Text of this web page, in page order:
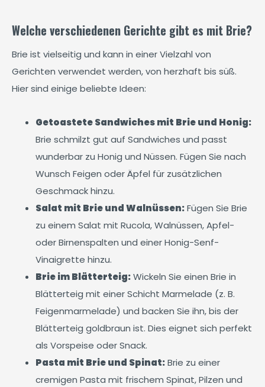
Welche verschiedenen Gerichte gibt es mit Brie?
Brie ist vielseitig und kann in einer Vielzahl von
Gerichten verwendet werden, von herzhaft bis süß.
Hier sind einige beliebte Ideen:
Getoastete Sandwiches mit Brie und Honig:
Brie schmilzt gut auf Sandwiches und passt
wunderbar zu Honig und Nüssen. Fügen Sie nach
Wunsch Feigen oder Äpfel für zusätzlichen
Geschmack hinzu.
Salat mit Brie und Walnüssen:Fügen Sie Brie
zu einem Salat mit Rucola, Walnüssen, Apfel-
oder Birnenspalten und einer Honig-Senf-
Vinaigrette hinzu.
Brie im Blätterteig:Wickeln Sie einen Brie in
Blätterteig mit einer Schicht Marmelade (z. B.
Feigenmarmelade) und backen Sie ihn, bis der
Blätterteig goldbraun ist. Dies eignet sich perfekt
als Vorspeise oder Snack.
Pasta mit Brie und Spinat:Brie zu einer
cremigen Pasta mit frischem Spinat, Pilzen und